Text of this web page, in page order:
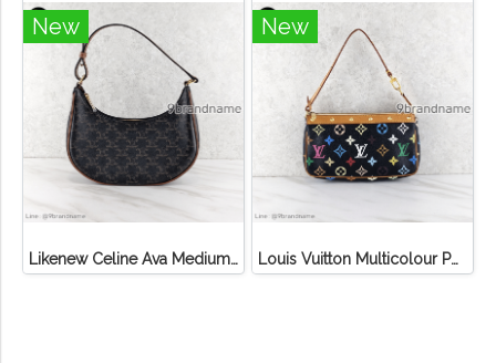
New
Likenew Celine Ava Medium Triomphe Canvas
New
Louis Vuitton Multicolour Pochette Canvas